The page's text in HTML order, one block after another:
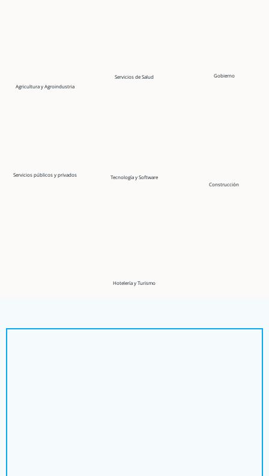
Agricultura y Agroindustria
Servicios de Salud Gobierno
Servicios públicos y privados
Tecnología y Software
Construcción
Hotelería y Turismo